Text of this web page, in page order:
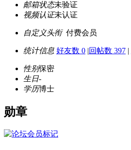
邮箱状态未验证
视频认证未认证
自定义头衔 付费会员
统计信息 好友数 0 |回帖数 397 |
性别保密
生日-
学历博士
勋章